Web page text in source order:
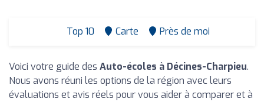
Top 10 Carte Près de moi
Voici votre guide des Auto-écoles à Décines-Charpieu.
Nous avons réuni les options de la région avec leurs
évaluations et avis réels pour vous aider à comparer et à